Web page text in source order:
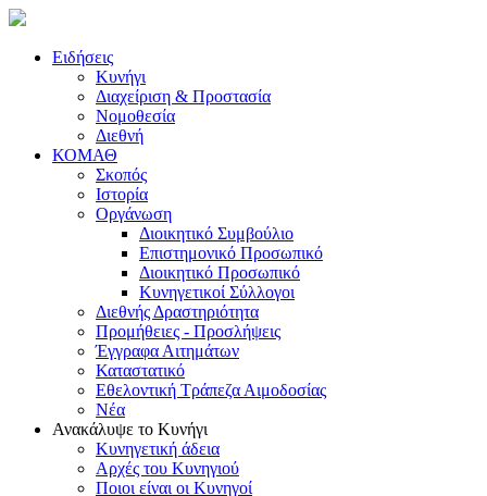
Ειδήσεις
Κυνήγι
Διαχείριση & Προστασία
Νομοθεσία
Διεθνή
ΚΟΜΑΘ
Σκοπός
Ιστορία
Οργάνωση
Διοικητικό Συμβούλιο
Επιστημονικό Προσωπικό
Διοικητικό Προσωπικό
Κυνηγετικοί Σύλλογοι
Διεθνής Δραστηριότητα
Προμήθειες - Προσλήψεις
Έγγραφα Αιτημάτων
Καταστατικό
Εθελοντική Τράπεζα Αιμοδοσίας
Νέα
Ανακάλυψε το Κυνήγι
Κυνηγετική άδεια
Αρχές του Κυνηγιού
Ποιοι είναι οι Κυνηγοί